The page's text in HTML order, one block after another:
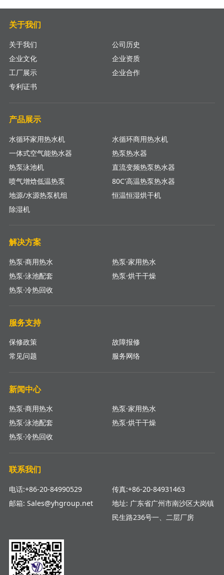
关于我们
关于我们
公司历史
企业文化
企业资质
工厂展示
企业合作
专利证书
产品展示
水循环家用热水机
水循环商用热水机
一体式空气能热水器
热泵热水器
热泵泳池机
直流变频热泵热水器
喷气增焓低温热泵
80C'高温热泵热水器
地源/水源热泵机组
恒温恒湿烘干机
除湿机
解决方案
热泵·商用热水
热泵·家用热水
热泵·泳池配套
热泵·烘干干燥
热泵·冷热回收
服务支持
保修政策
故障报修
常见问题
服务网络
新闻中心
热泵·商用热水
热泵·家用热水
热泵·泳池配套
热泵·烘干干燥
热泵·冷热回收
联系我们
电话:+86-20-84990529
传真:+86-20-84931463
邮箱: Sales@yhgroup.net
地址: 广东省广州市南沙区大岗镇
民生路236号一、二层厂房